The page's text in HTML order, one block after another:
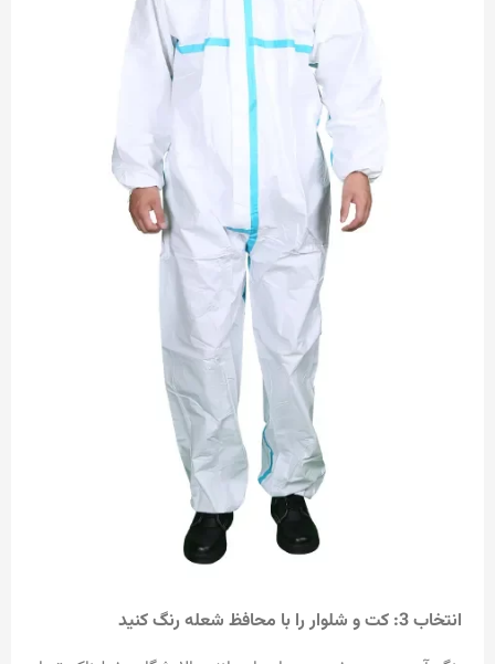
انتخاب 3: کت و شلوار را با محافظ شعله رنگ کنید